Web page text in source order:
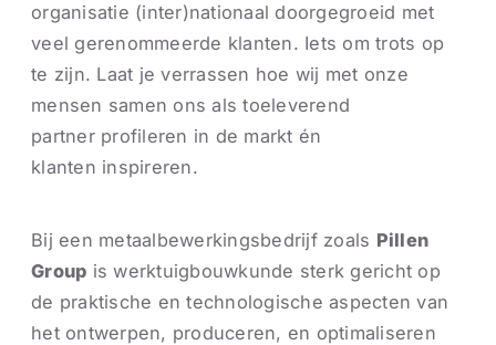
organisatie (inter)nationaal doorgegroeid met
veel gerenommeerde klanten. Iets om trots op
te zijn. Laat je verrassen hoe wij met onze
mensen samen ons als toeleverend
partner profileren in de markt én
klanten inspireren.
Bij een metaalbewerkingsbedrijf zoals Pillen
Group is werktuigbouwkunde sterk gericht op
de praktische en technologische aspecten van
het ontwerpen, produceren, en optimaliseren